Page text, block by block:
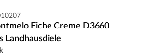
Eiche Creme D3660
Landhausdiele